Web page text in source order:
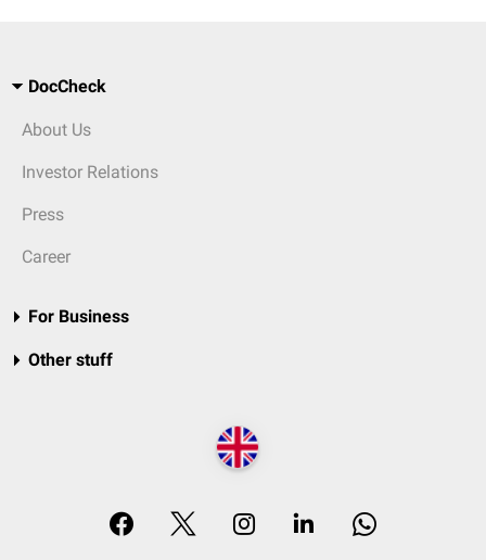
DocCheck
About Us
Investor Relations
Press
Career
For Business
Other stuff